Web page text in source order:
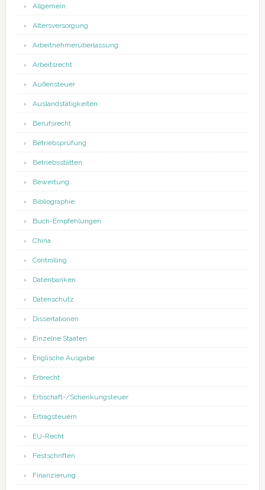
Allgemein
Altersversorgung
Arbeitnehmerüberlassung
Arbeitsrecht
Außensteuer
Auslandstätigkeiten
Berufsrecht
Betriebsprüfung
Betriebsstätten
Bewertung
Bibliographie
Buch-Empfehlungen
China
Controlling
Datenbanken
Datenschutz
Dissertationen
Einzelne Staaten
Englische Ausgabe
Erbrecht
Erbschaft-/Schenkungsteuer
Ertragsteuern
EU-Recht
Festschriften
Finanzierung